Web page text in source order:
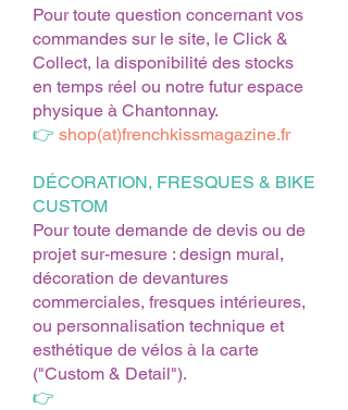
Pour toute question concernant vos
commandes sur le site, le Click &
Collect, la disponibilité des stocks
en temps réel ou notre futur espace
physique à Chantonnay.
👉 shop(at)frenchkissmagazine.fr
DÉCORATION, FRESQUES & BIKE
CUSTOM
Pour toute demande de devis ou de
projet sur-mesure : design mural,
décoration de devantures
commerciales, fresques intérieures,
ou personnalisation technique et
esthétique de vélos à la carte
("Custom & Detail").
👉